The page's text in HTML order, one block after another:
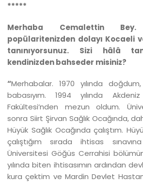
*****
Merhaba Cemalettin Bey.
popülaritenizden dolayı Kocaeli
tanınıyorsunuz. Sizi hâlâ
kendinizden bahseder misiniz?
“Merhabalar. 1970 yılında
babasıyım. 1994 yılında
Fakültesi’nden mezun oldum.
sonra Siirt Şirvan Sağlık Ocağında,
Hüyük Sağlık Ocağında çalıştım.
çalıştığım sırada ihtisas
Üniversitesi Göğüs Cerrahisi
yılında biten ihtisasımın ardından
kura çektim ve Mardin Devlet